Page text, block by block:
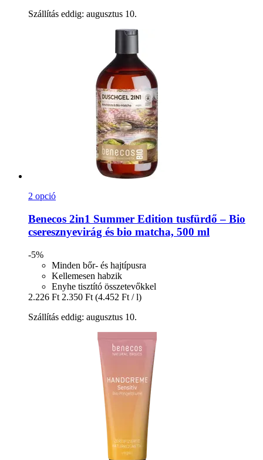
Szállítás eddig: augusztus 10.
2 opció
Benecos 2in1 Summer Edition tusfürdő – Bio
cseresznyevirág és bio matcha, 500 ml
-5%
Minden bőr- és hajtípusra
Kellemesen habzik
Enyhe tisztító összetevőkkel
2.226 Ft 2.350 Ft (4.452 Ft / l)
Szállítás eddig: augusztus 10.